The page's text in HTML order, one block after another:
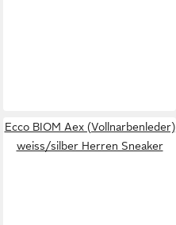
Ecco BIOM Aex (Vollnarbenleder)
weiss/silber Herren Sneaker